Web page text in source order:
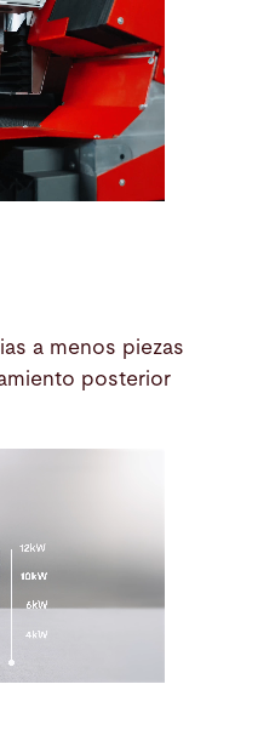
a menos piezas
posterior